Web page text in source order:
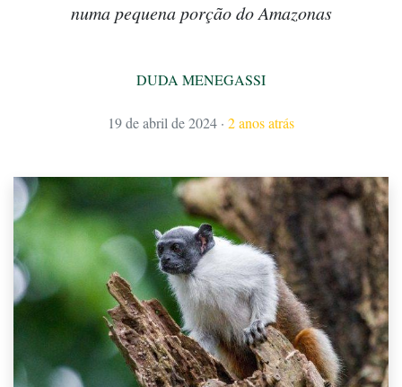
numa pequena porção do Amazonas
DUDA MENEGASSI
19 de abril de 2024 · 2 anos atrás